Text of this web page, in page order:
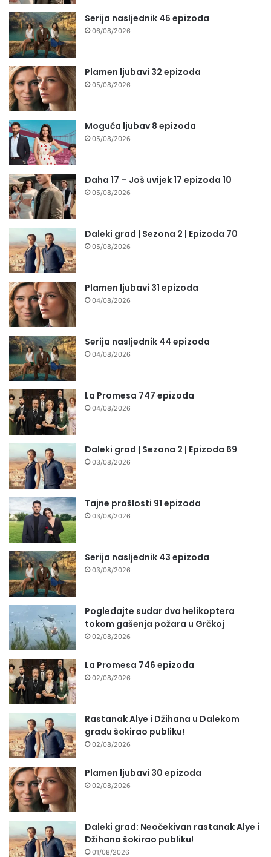
Serija nasljednik 45 epizoda
06/08/2026
Plamen ljubavi 32 epizoda
05/08/2026
Moguća ljubav 8 epizoda
05/08/2026
Daha 17 – Još uvijek 17 epizoda 10
05/08/2026
Daleki grad | Sezona 2 | Epizoda 70
05/08/2026
Plamen ljubavi 31 epizoda
04/08/2026
Serija nasljednik 44 epizoda
04/08/2026
La Promesa 747 epizoda
04/08/2026
Daleki grad | Sezona 2 | Epizoda 69
03/08/2026
Tajne prošlosti 91 epizoda
03/08/2026
Serija nasljednik 43 epizoda
03/08/2026
Pogledajte sudar dva helikoptera
tokom gašenja požara u Grčkoj
02/08/2026
La Promesa 746 epizoda
02/08/2026
Rastanak Alye i Džihana u Dalekom
gradu šokirao publiku!
02/08/2026
Plamen ljubavi 30 epizoda
02/08/2026
Daleki grad: Neočekivan rastanak Alye i
Džihana šokirao publiku!
01/08/2026